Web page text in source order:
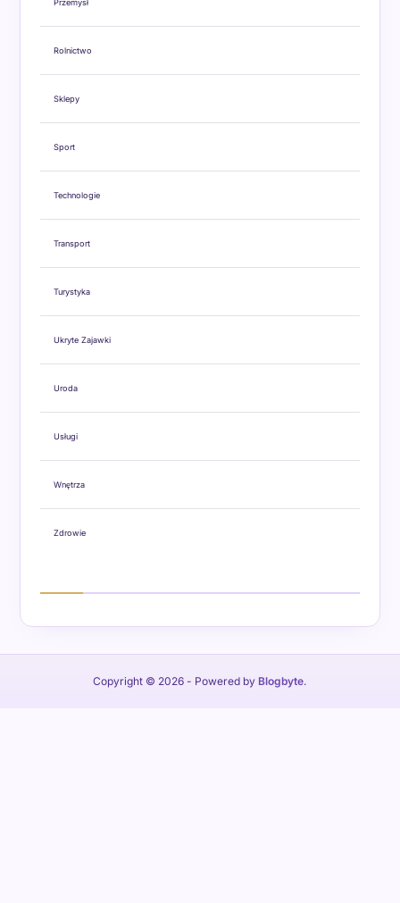
Rolnictwo
Sklepy
Sport
Technologie
Transport
Turystyka
Ukryte Zajawki
Uroda
Usługi
Wnętrza
Zdrowie
Copyright © 2026 - Powered by Blogbyte.